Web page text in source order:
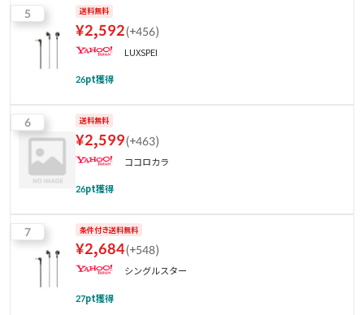
5 送料無料
¥2,592(+456)
LUXSPEI
26pt獲得
6 送料無料
¥2,599(+463)
ココロカラ
26pt獲得
7 条件付き送料無料
¥2,684(+548)
シングルスター
27pt獲得